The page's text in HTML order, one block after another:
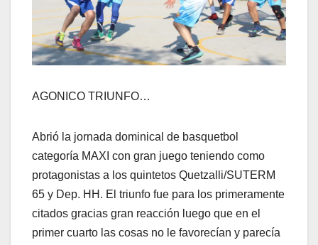
AGONICO TRIUNFO…
Abrió la jornada dominical de basquetbol
categoría MAXI con gran juego teniendo como
protagonistas a los quintetos Quetzalli/SUTERM
65 y Dep. HH. El triunfo fue para los primeramente
citados gracias gran reacción luego que en el
primer cuarto las cosas no le favorecían y parecía